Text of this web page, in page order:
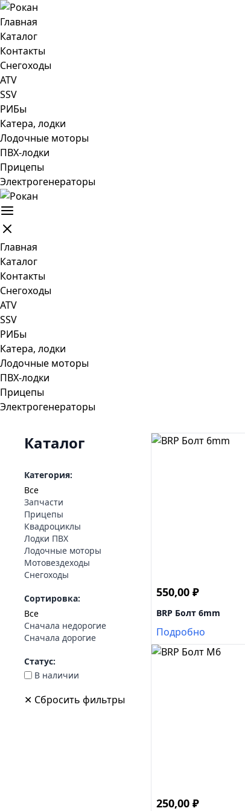
Главная
Каталог
Контакты
Снегоходы
ATV
SSV
РИБы
Катера, лодки
Лодочные моторы
ПВХ-лодки
Прицепы
Электрогенераторы
Главная
Каталог
Контакты
Снегоходы
ATV
SSV
РИБы
Катера, лодки
Лодочные моторы
ПВХ-лодки
Прицепы
Электрогенераторы
Каталог
Категория:
Все
Запчасти
Прицепы
Квадроциклы
Лодки ПВХ
Лодочные моторы
Мотовездеходы
Снегоходы
Сортировка:
Все
Сначала недорогие
Сначала дорогие
Статус:
В наличии
✕ Сбросить фильтры
550,00 ₽
BRP Болт 6mm
Подробно
250,00 ₽